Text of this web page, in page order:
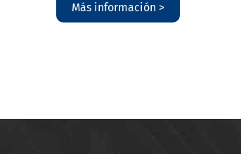
Más información >